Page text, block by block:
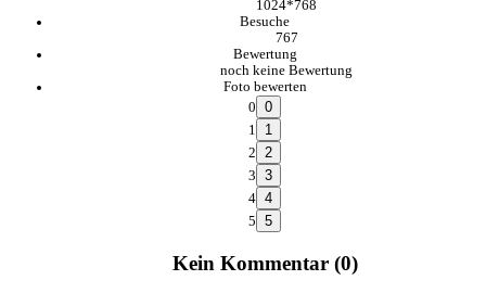
1024*768
Besuche
767
Bewertung
noch keine Bewertung
Foto bewerten
0
1
2
3
4
5
Kein Kommentar (0)